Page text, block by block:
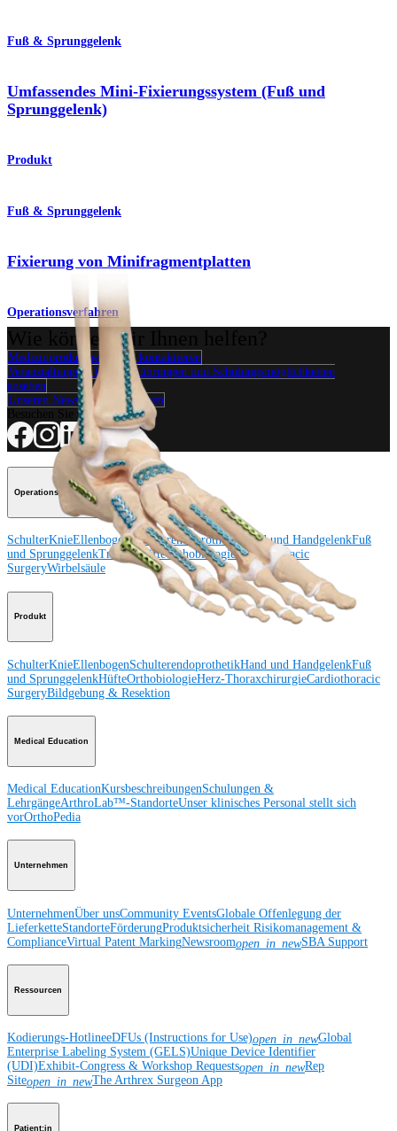
Fuß & Sprunggelenk
Umfassendes Mini-Fixierungssystem (Fuß und
Sprunggelenk)
Produkt
Fuß & Sprunggelenk
Fixierung von Minifragmentplatten
Operationsverfahren
Wie können wir Ihnen helfen?
Medizinproduktberater:in kontaktieren
Veranstaltungen, Lab-Vorführungen und Schulungsmöglichkeiten
ansehen
Unseren Newsletter abonnieren
Besuchen Sie uns
Operationsverfahren
SchulterKnieEllenbogenSchulterendoprothetikHand und HandgelenkFuß
und SprunggelenkTraumaHüfteOrthobiologieCardiothoracic
SurgeryWirbelsäule
Produkt
SchulterKnieEllenbogenSchulterendoprothetikHand und HandgelenkFuß
und SprunggelenkHüfteOrthobiologieHerz-ThoraxchirurgieCardiothoracic
SurgeryBildgebung & Resektion
Medical Education
Medical EducationKursbeschreibungenSchulungen &
LehrgängeArthroLab™-StandorteUnser klinisches Personal stellt sich
vorOrthoPedia
Unternehmen
UnternehmenÜber unsCommunity EventsGlobale Offenlegung der
LieferketteStandorteFörderungProduktsicherheit Risikomanagement &
ComplianceVirtual Patent MarkingNewsroomopen_in_newSBA Support
Ressourcen
Kodierungs-HotlineeDFUs (Instructions for Use)open_in_newGlobal
Enterprise Labeling System (GELS)Unique Device Identifier
(UDI)Exhibit-Congress & Workshop Requestsopen_in_newRep
Siteopen_in_newThe Arthrex Surgeon App
Patient:in